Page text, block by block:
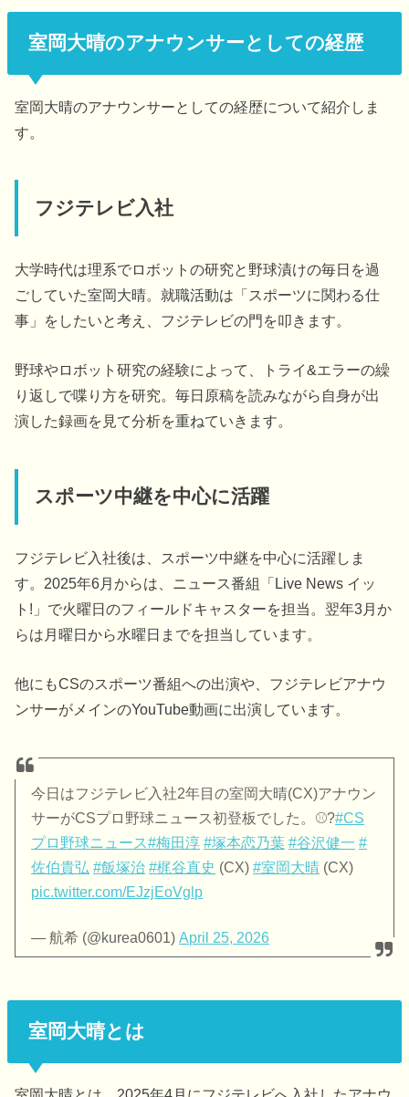
室岡大晴のアナウンサーとしての経歴
室岡大晴のアナウンサーとしての経歴について紹介しま
す。
フジテレビ入社
大学時代は理系でロボットの研究と野球漬けの毎日を過
ごしていた室岡大晴。就職活動は「スポーツに関わる仕
事」をしたいと考え、フジテレビの門を叩きます。
野球やロボット研究の経験によって、トライ&エラーの繰
り返しで喋り方を研究。毎日原稿を読みながら自身が出
演した録画を見て分析を重ねていきます。
スポーツ中継を中心に活躍
フジテレビ入社後は、スポーツ中継を中心に活躍しま
す。2025年6月からは、ニュース番組「Live News イッ
ト!」で火曜日のフィールドキャスターを担当。翌年3月か
らは月曜日から水曜日までを担当しています。
他にもCSのスポーツ番組への出演や、フジテレビアナウ
ンサーがメインのYouTube動画に出演しています。
今日はフジテレビ入社2年目の室岡大晴(CX)アナウン
サーがCSプロ野球ニュース初登板でした。⚾️?️#CS
プロ野球ニュース#梅田淳 #塚本恋乃葉 #谷沢健一 #
佐伯貴弘 #飯塚治 #梶谷直史 (CX)#室岡大晴 (CX)
pic.twitter.com/EJzjEoVglp
— 航希 (@kurea0601)April 25, 2026
室岡大晴とは